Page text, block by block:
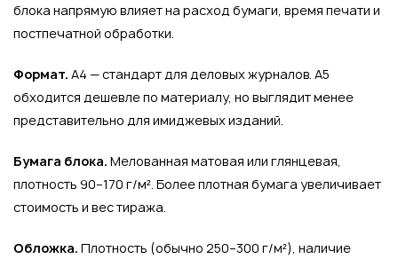
блока напрямую влияет на расход бумаги, время печати и
постпечатной обработки.
Формат. А4 — стандарт для деловых журналов. А5
обходится дешевле по материалу, но выглядит менее
представительно для имиджевых изданий.
Бумага блока. Мелованная матовая или глянцевая,
плотность 90–170 г/м². Более плотная бумага увеличивает
стоимость и вес тиража.
Обложка. Плотность (обычно 250–300 г/м²), наличие